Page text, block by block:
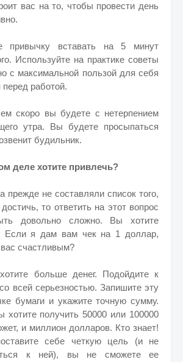
вас на то, чтобы провести день
привычку вставать на 5 минут
Используйте на практике советы
с максимальной пользой для себя
перед работой.
скоро вы будете с нетерпением
утра. Вы будете просыпаться
будильник.
деле хотите привлечь?
прежде не составляли список того,
то ответить на этот вопрос
довольно сложно. Вы хотите
Если я дам вам чек на 1 доллар,
счастливым?
больше денег. Подойдите к
всей серьезностью. Запишите эту
бумаги и укажите точную сумму.
получить 50000 или 100000
и миллион долларов. Кто знает!
себе четкую цель (и не
к ней), вы не сможете ее